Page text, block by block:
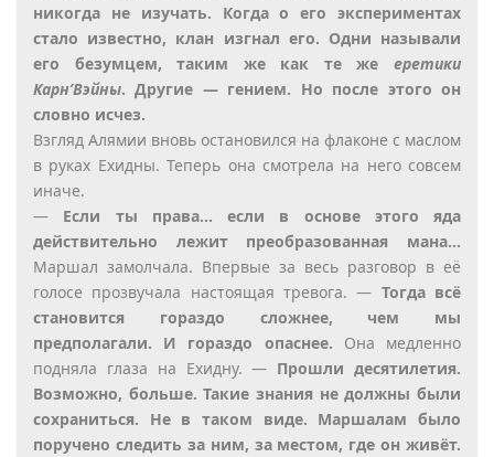
никогда не изучать. Когда о его экспериментах
стало известно, клан изгнал его. Одни называли
его безумцем, таким же как те же еретики
Карн’Вэйны. Другие — гением. Но после этого он
словно исчез.
Взгляд Алямии вновь остановился на флаконе с маслом
в руках Ехидны. Теперь она смотрела на него совсем
иначе.
— Если ты права… если в основе этого яда
действительно лежит преобразованная мана…
Маршал замолчала. Впервые за весь разговор в её
голосе прозвучала настоящая тревога. — Тогда всё
становится гораздо сложнее, чем мы
предполагали. И гораздо опаснее. Она медленно
подняла глаза на Ехидну. — Прошли десятилетия.
Возможно, больше. Такие знания не должны были
сохраниться. Не в таком виде. Маршалам было
поручено следить за ним, за местом, где он живёт.